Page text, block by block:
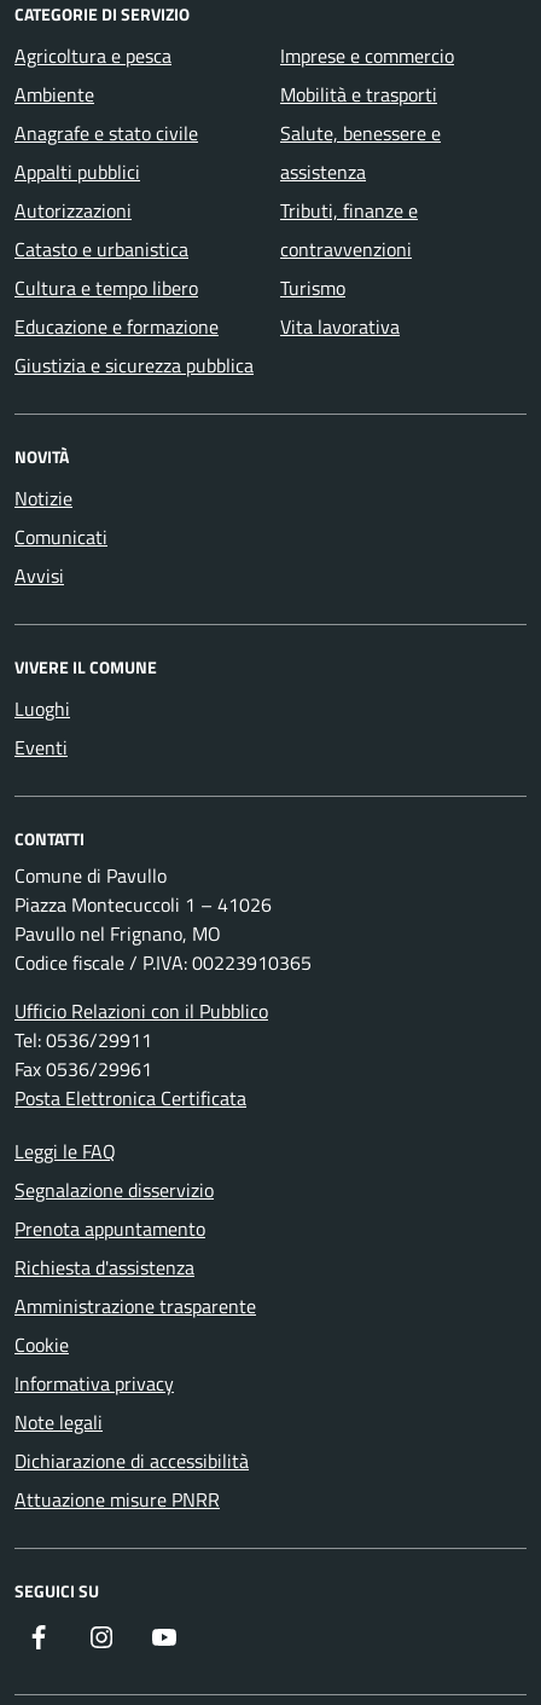
CATEGORIE DI SERVIZIO
Agricoltura e pesca
Ambiente
Anagrafe e stato civile
Appalti pubblici
Autorizzazioni
Catasto e urbanistica
Cultura e tempo libero
Educazione e formazione
Giustizia e sicurezza pubblica
Imprese e commercio
Mobilità e trasporti
Salute, benessere e
assistenza
Tributi, finanze e
contravvenzioni
Turismo
Vita lavorativa
NOVITÀ
Notizie
Comunicati
Avvisi
VIVERE IL COMUNE
Luoghi
Eventi
CONTATTI
Comune di Pavullo
Piazza Montecuccoli 1 – 41026
Pavullo nel Frignano, MO
Codice fiscale / P.IVA: 00223910365
Ufficio Relazioni con il Pubblico
Tel: 0536/29911
Fax 0536/29961
Posta Elettronica Certificata
Leggi le FAQ
Segnalazione disservizio
Prenota appuntamento
Richiesta d'assistenza
Amministrazione trasparente
Cookie
Informativa privacy
Note legali
Dichiarazione di accessibilità
Attuazione misure PNRR
SEGUICI SU
Facebook Instagram